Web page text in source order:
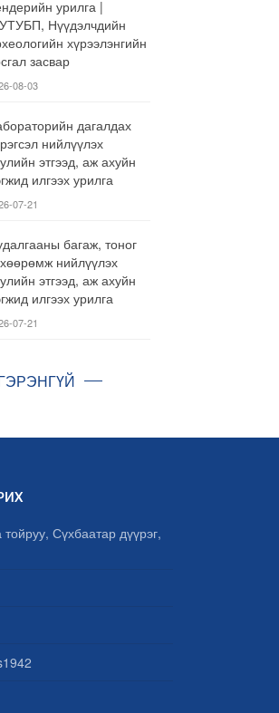
урилга |
Нүүдэлчдийн
хүрээлэнгийн
засвар
08-03
дагалдах
нийлүүлэх
этгээд, аж ахуйн
илгээх урилга
07-21
багаж, тоног
нийлүүлэх
этгээд, аж ахуйн
илгээх урилга
07-21
Сүхбаатар дүүрэг,